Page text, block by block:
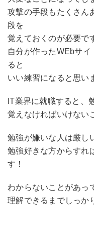
攻撃の手段もたくさん
段を
覚えておくのが必要で
自分が作ったWEbサ
ると
いい練習になると思い
IT業界に就職すると、
覚えなければいけない
勉強が嫌いな人は厳し
勉強好きな方からすれ
す！
わからないことがあっ
理解できるまでしっか